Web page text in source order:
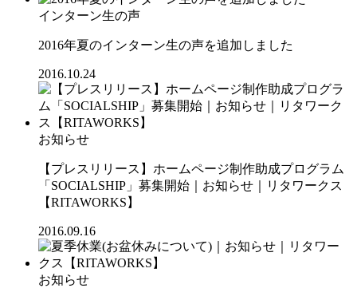
インターン生の声
2016年夏のインターン生の声を追加しました
2016.10.24
お知らせ
【プレスリリース】ホームページ制作助成プログラム
「SOCIALSHIP」募集開始｜お知らせ｜リタワークス
【RITAWORKS】
2016.09.16
お知らせ